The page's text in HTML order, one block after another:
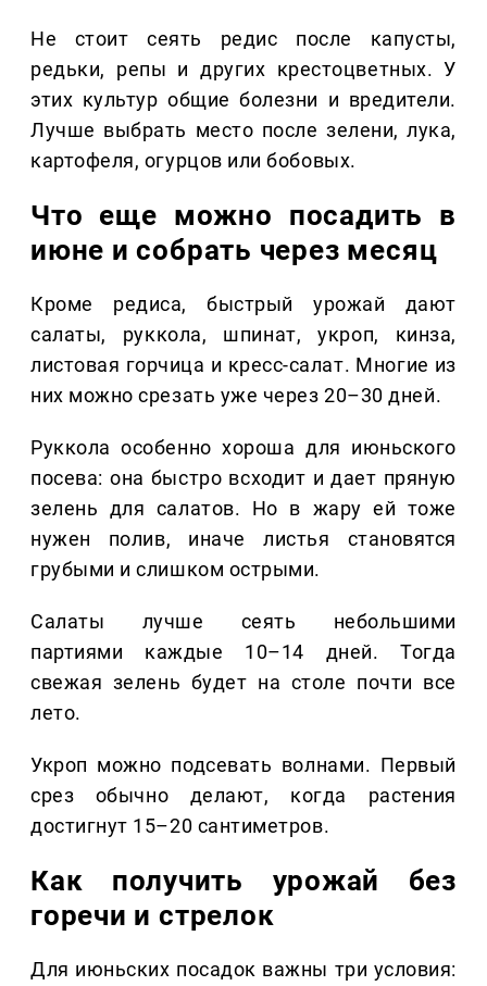
Не стоит сеять редис после капусты,
редьки, репы и других крестоцветных. У
этих культур общие болезни и вредители.
Лучше выбрать место после зелени, лука,
картофеля, огурцов или бобовых.
Что еще можно посадить в
июне и собрать через месяц
Кроме редиса, быстрый урожай дают
салаты, руккола, шпинат, укроп, кинза,
листовая горчица и кресс-салат. Многие из
них можно срезать уже через 20–30 дней.
Руккола особенно хороша для июньского
посева: она быстро всходит и дает пряную
зелень для салатов. Но в жару ей тоже
нужен полив, иначе листья становятся
грубыми и слишком острыми.
Салаты лучше сеять небольшими
партиями каждые 10–14 дней. Тогда
свежая зелень будет на столе почти все
лето.
Укроп можно подсевать волнами. Первый
срез обычно делают, когда растения
достигнут 15–20 сантиметров.
Как получить урожай без
горечи и стрелок
Для июньских посадок важны три условия: